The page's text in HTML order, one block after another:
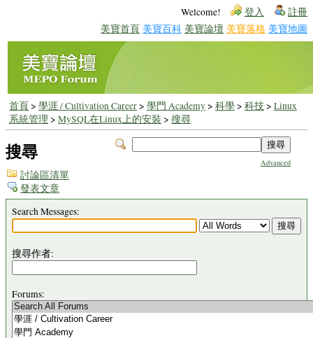
Welcome! 登入 註冊
美寶首頁 美寶百科 美寶論壇 美寶落格 美寶地圖
首頁> 學涯 / Cultivation Career> 學門 Academy> 科學> 科技> Linux
系統管理 > MySQL在Linux上的安裝 > 搜尋
Advanced
搜尋
討論區清單
發表文章
Search Messages:
搜尋作者:
Forums: